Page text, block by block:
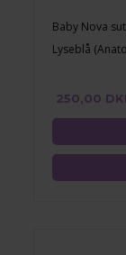
Baby Nova
Lyseblå
250,00